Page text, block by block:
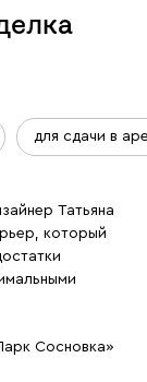
для сдачи в
Татьяна
который
Сосновка»